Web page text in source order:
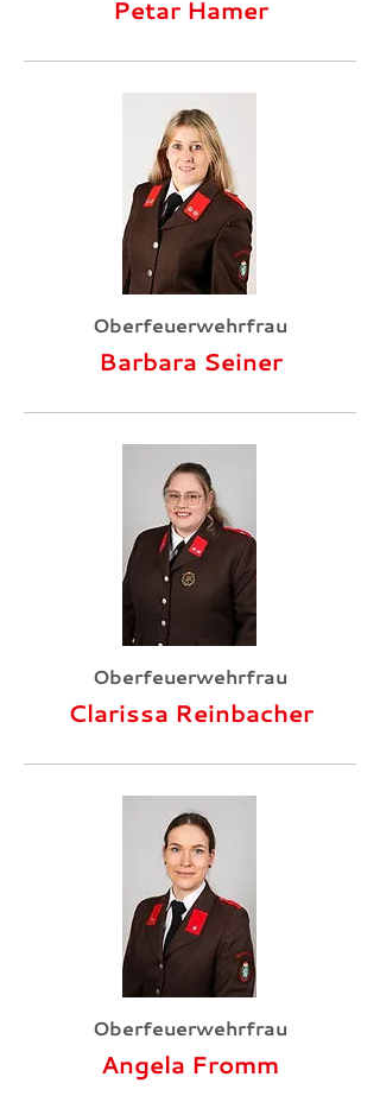
Petar Hamer
Oberfeuerwehrfrau
Barbara Seiner
Oberfeuerwehrfrau
Clarissa Reinbacher
Oberfeuerwehrfrau
Angela Fromm